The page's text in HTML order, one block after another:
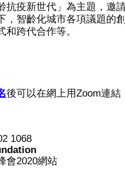
抗疫新世代」為主題，邀
，智齡化城市各項議題的
跨代合作等。
後可以在網上用Zoom連結
1068
會2020網站